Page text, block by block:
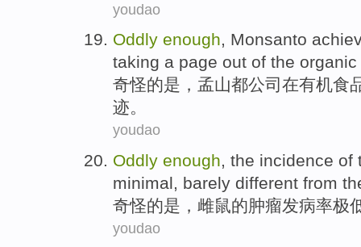
youdao
Oddly enough, Monsanto
taking a page out of the organic
奇怪的是， 孟山都公司 在有机食
迹。
youdao
Oddly enough, the incidence of
minimal, barely different from
奇怪的是， 雌鼠的肿瘤发病率极
youdao